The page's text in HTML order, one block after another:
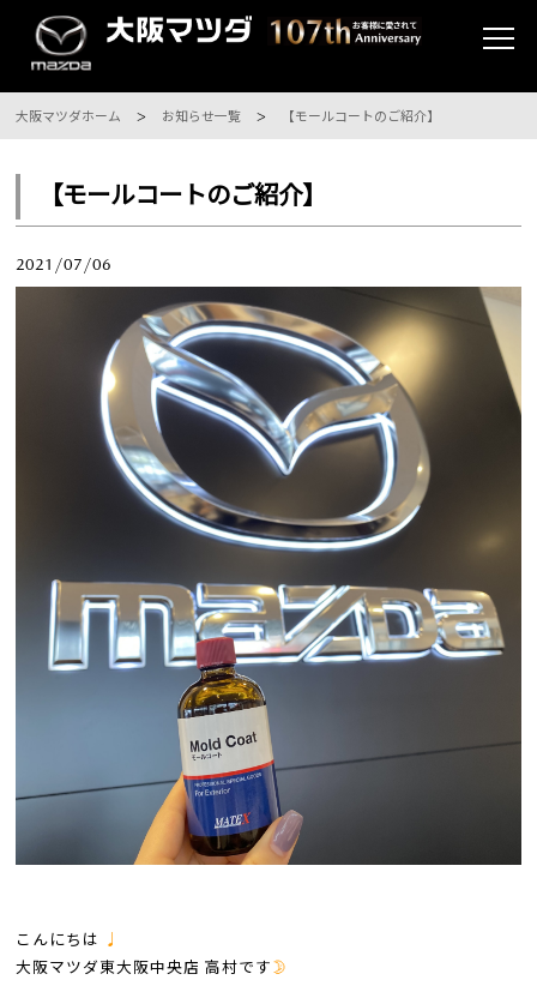
大阪マツダホーム お知らせ一覧 【モールコートのご紹介】
【モールコートのご紹介】
2021/07/06
こんにちは
♩
大阪マツダ東大阪中央店 高村です 🌛